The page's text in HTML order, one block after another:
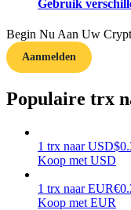
Handelsstrategieën
Leer hoe u
Gebruik
Begin Nu Aan Uw
Aanmelden
Populaire trx
1 trx naar USD$
Koop met USD
1 trx naar EUR€
Koop met EUR